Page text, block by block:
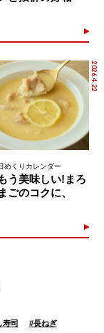
2026.4.22
めくりカレンダー
う美味しい!まろ
ごのコクに、
寿司 #長ねぎ